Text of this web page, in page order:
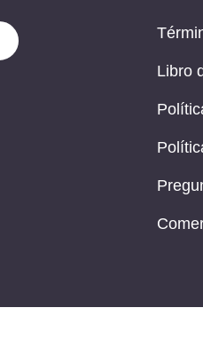
Libro